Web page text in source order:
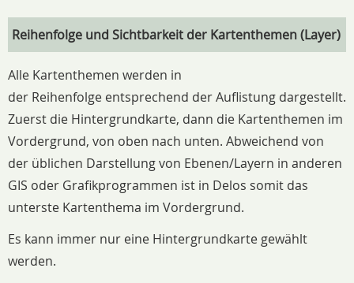
Reihenfolge und Sichtbarkeit der Kartenthemen (Layer)
Alle Kartenthemen werden in
der Reihenfolge entsprechend der Auflistung dargestellt.
Zuerst die Hintergrundkarte, dann die Kartenthemen im
Vordergrund, von oben nach unten. Abweichend von
der üblichen Darstellung von Ebenen/Layern in anderen
GIS oder Grafikprogrammen ist in Delos somit das
unterste Kartenthema im Vordergrund.
Es kann immer nur eine Hintergrundkarte gewählt
werden.